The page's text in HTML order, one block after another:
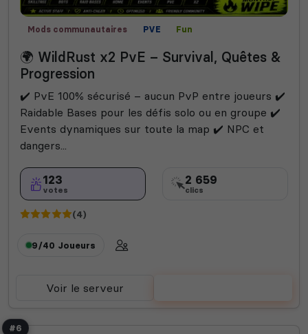
Mods communautaires PVE Fun
🌍 WildRust x2 PvE – Survival, Quêtes &
Progression
✔️ PvE 100% sécurisé – aucun PvP entre joueurs ✔️
Raidable Bases pour les défis solo ou en groupe ✔️
Events dynamiques sur toute la map ✔️ NPC et
dangers...
123
votes
2 659
clics
(4)
9/40 Joueurs
Voir le serveur
#6